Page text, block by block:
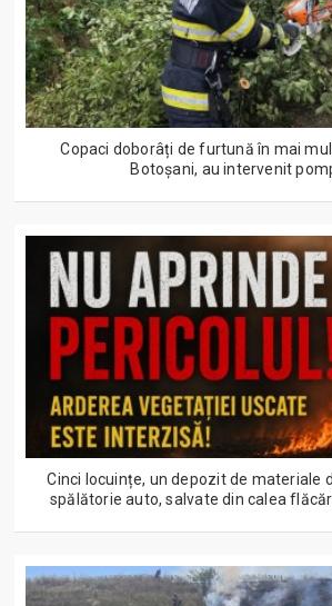
Copaci doborâți de furtună în mai
Botoșani, au intervenit
Cinci locuințe, un depozit de materiale
spălătorie auto, salvate din calea